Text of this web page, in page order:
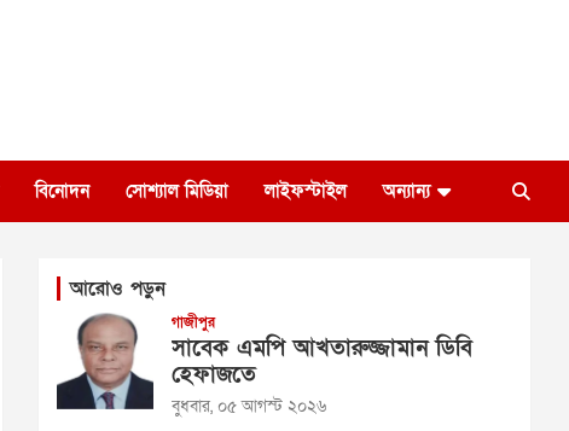
বিনোদন সোশ্যাল মিডিয়া লাইফস্টাইল অন্যান্য
আরোও পড়ুন
গাজীপুর
সাবেক এমপি আখতারুজ্জামান ডিবি
হেফাজতে
বুধবার, ০৫ আগস্ট ২০২৬